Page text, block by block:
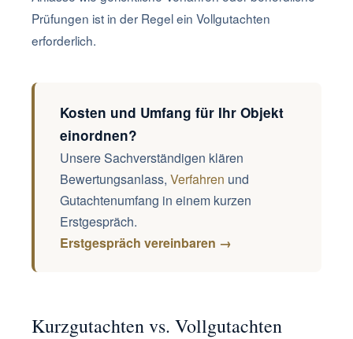
Prüfungen ist in der Regel ein Vollgutachten
erforderlich.
Kosten und Umfang für Ihr Objekt
einordnen?
Unsere Sachverständigen klären
Bewertungsanlass, Verfahren und
Gutachtenumfang in einem kurzen
Erstgespräch.
Erstgespräch vereinbaren →
Kurzgutachten vs. Vollgutachten